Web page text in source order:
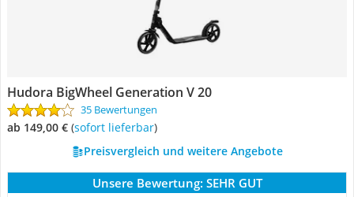
Hudora BigWheel Generation V 20
35 Bewertungen
ab 149,00 € ( Sofort lieferbar)
Preisvergleich und weitere Angebote
Unsere Bewertung: SEHR GUT